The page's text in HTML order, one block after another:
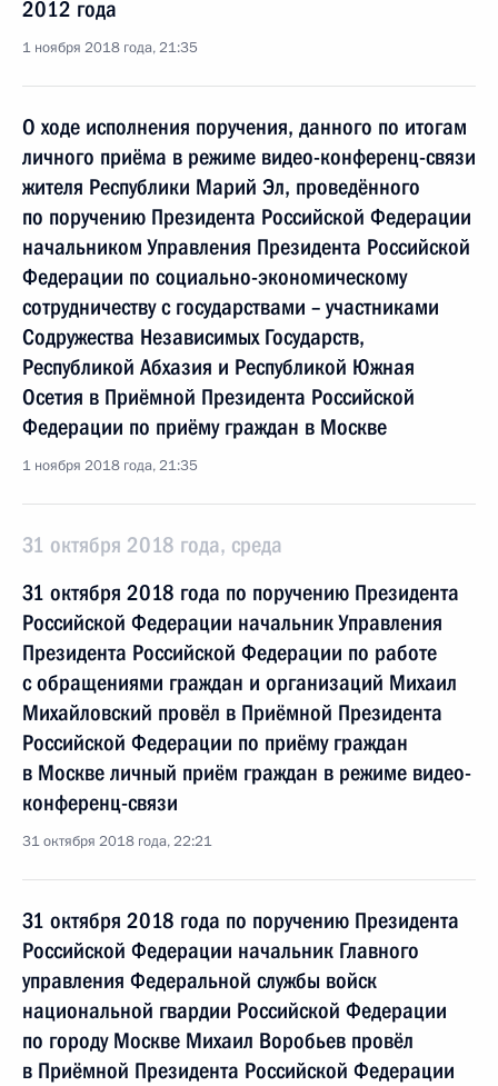
2012 года
1 ноября 2018 года, 21:35
О ходе исполнения поручения, данного по итогам
личного приёма в режиме видео-конференц-связи
жителя Республики Марий Эл, проведённого
по поручению Президента Российской Федерации
начальником Управления Президента Российской
Федерации по социально-экономическому
сотрудничеству с государствами – участниками
Содружества Независимых Государств,
Республикой Абхазия и Республикой Южная
Осетия в Приёмной Президента Российской
Федерации по приёму граждан в Москве
1 ноября 2018 года, 21:35
31 октября 2018 года, среда
31 октября 2018 года по поручению Президента
Российской Федерации начальник Управления
Президента Российской Федерации по работе
с обращениями граждан и организаций Михаил
Михайловский провёл в Приёмной Президента
Российской Федерации по приёму граждан
в Москве личный приём граждан в режиме видео-
конференц-связи
31 октября 2018 года, 22:21
31 октября 2018 года по поручению Президента
Российской Федерации начальник Главного
управления Федеральной службы войск
национальной гвардии Российской Федерации
по городу Москве Михаил Воробьев провёл
в Приёмной Президента Российской Федерации